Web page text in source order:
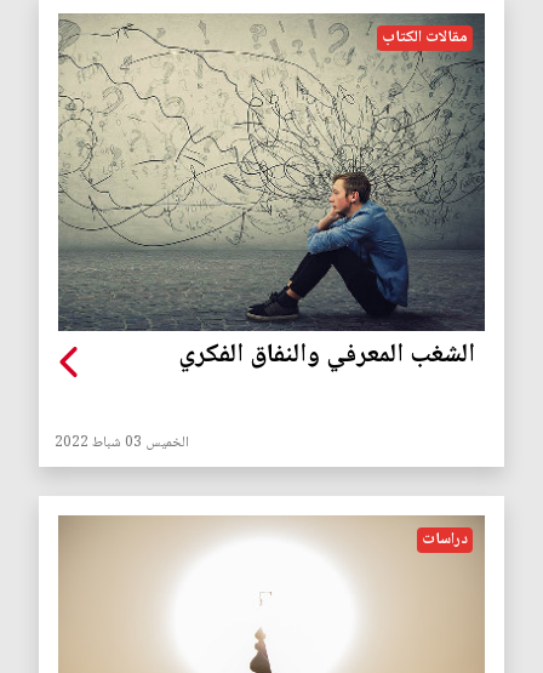
مقالات الكتاب
الشغب المعرفي والنفاق الفكري
الخميس 03 شباط 2022
دراسات